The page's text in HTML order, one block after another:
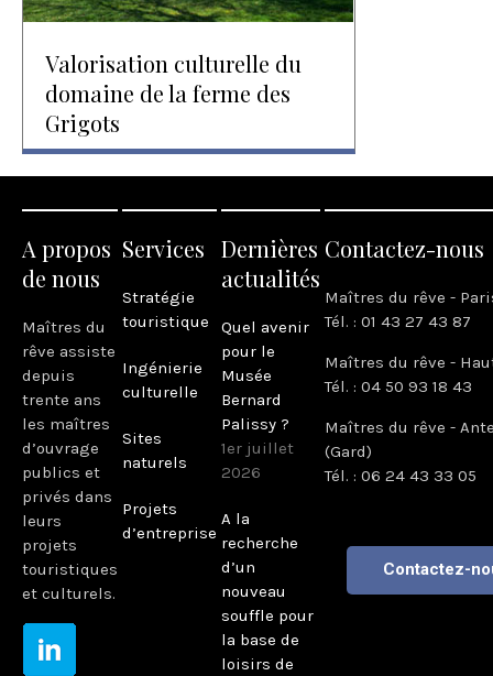
Valorisation culturelle du
domaine de la ferme des
Grigots
A propos
de nous
Maîtres du
rêve assiste
depuis
trente ans
les maîtres
d’ouvrage
publics et
privés dans
leurs
projets
touristiques
et culturels.
Services
Stratégie
touristique
Ingénierie
culturelle
Sites
naturels
Projets
d’entreprise
Dernières
actualités
Quel avenir
pour le
Musée
Bernard
Palissy ?
1er juillet
2026
A la
recherche
d’un
nouveau
souffle pour
la base de
loisirs de
Contactez-nous
Maîtres du rêve -
Tél. : 01 43 27 43 87
Maîtres du rêve -
Tél. : 04 50 93 18 43
Maîtres du rêve -
(Gard)
Tél. : 06 24 43 33 05
Contactez-